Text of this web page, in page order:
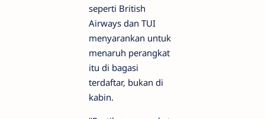
seperti British
Airways dan TUI
menyarankan untuk
menaruh perangkat
itu di bagasi
terdaftar, bukan di
kabin.